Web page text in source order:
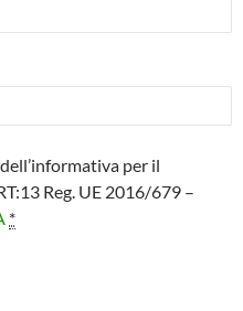
per il
Reg. UE 2016/679 –
*